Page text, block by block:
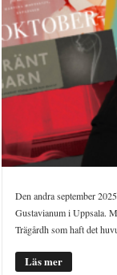
Den andra september
Gustavianum i Uppsala.
Trägårdh som haft det
Läs mer